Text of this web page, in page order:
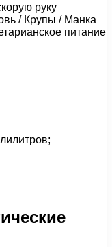
руку
/ Крупы / Манка
питание